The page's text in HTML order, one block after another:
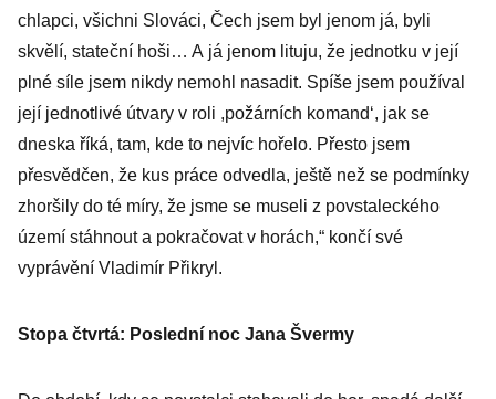
chlapci, všichni Slováci, Čech jsem byl jenom já, byli
skvělí, stateční hoši… A já jenom lituju, že jednotku v její
plné síle jsem nikdy nemohl nasadit. Spíše jsem používal
její jednotlivé útvary v roli ,požárních komand‘, jak se
dneska říká, tam, kde to nejvíc hořelo. Přesto jsem
přesvědčen, že kus práce odvedla, ještě než se podmínky
zhoršily do té míry, že jsme se museli z povstaleckého
území stáhnout a pokračovat v horách,“ končí své
vyprávění Vladimír Přikryl.
Stopa čtvrtá: Poslední noc Jana Švermy